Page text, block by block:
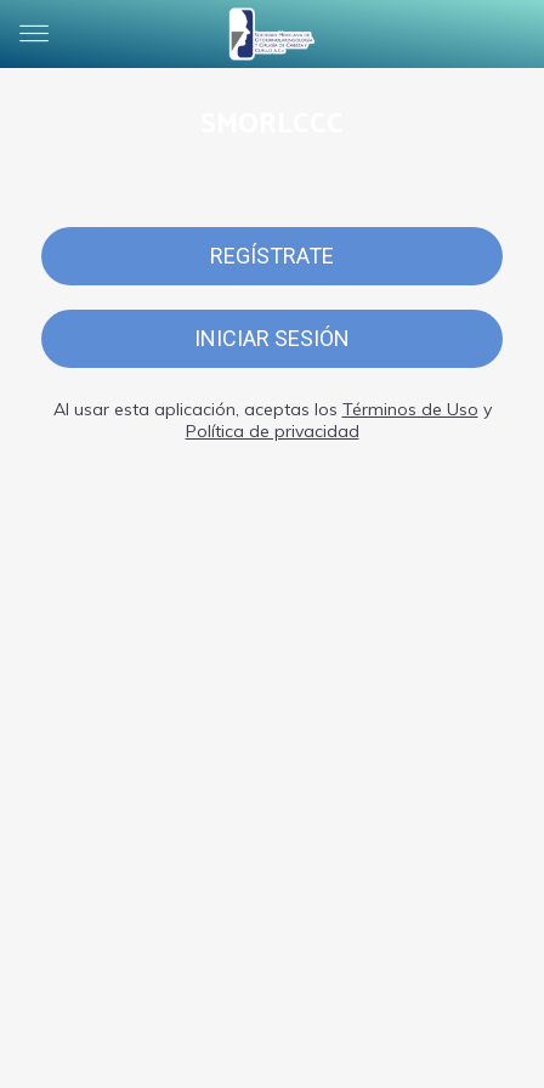
REGÍSTRATE
INICIAR SESIÓN
Al usar esta aplicación, aceptas los Términos de Uso y
Política de privacidad